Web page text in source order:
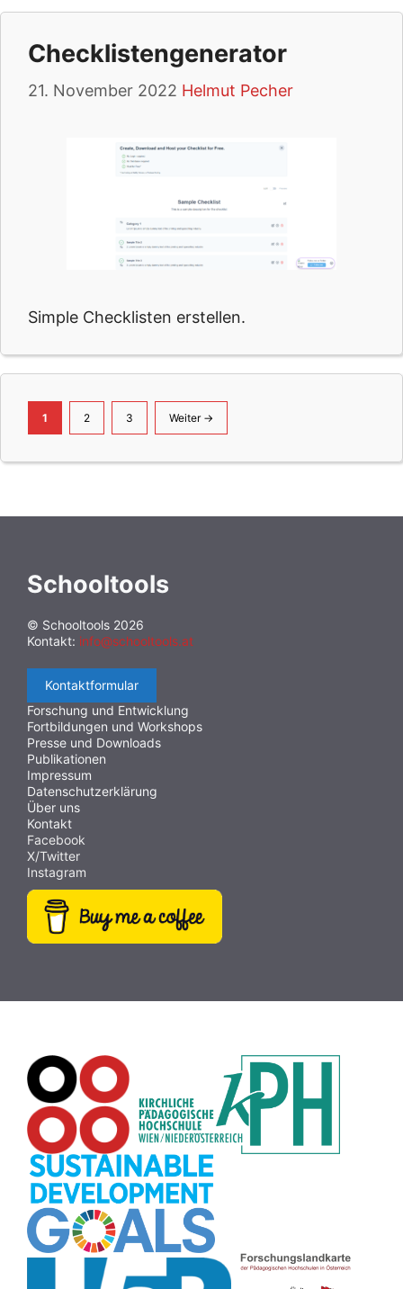
Checklistengenerator
21. November 2022 Helmut Pecher
Simple Checklisten erstellen.
Seite
1 Seite
2 Seite
3 Weiter →
Schooltools
© Schooltools 2026
Kontakt: info@schooltools.at
Kontaktformular
Forschung und Entwicklung
Fortbildungen und Workshops
Presse und Downloads
Publikationen
Impressum
Datenschutzerklärung
Über uns
Kontakt
Facebook
X/Twitter
Instagram